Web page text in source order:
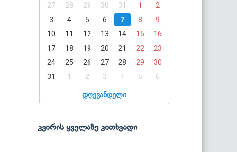
27
28 29 30 31 1
2
3
4 5 6 7 8
9
10
11 12 13 14 15
16
17
18 19 20 21 22
23
24
25 26 27 28 29
30
31
1 2 3 4 5 6
დღევანდელი
კვირის ყველაზე კითხვადი